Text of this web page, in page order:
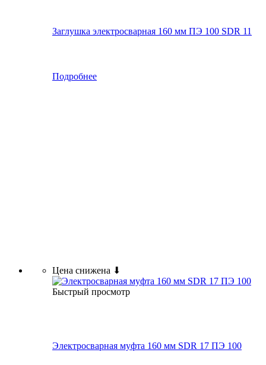
Заглушка электросварная 160 мм ПЭ 100 SDR 11
Подробнее
Цена снижена ⬇
Быстрый просмотр
Электросварная муфта 160 мм SDR 17 ПЭ 100